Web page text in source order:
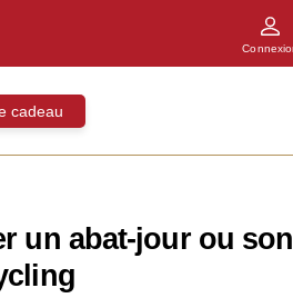
cadeau
un abat-jour ou son